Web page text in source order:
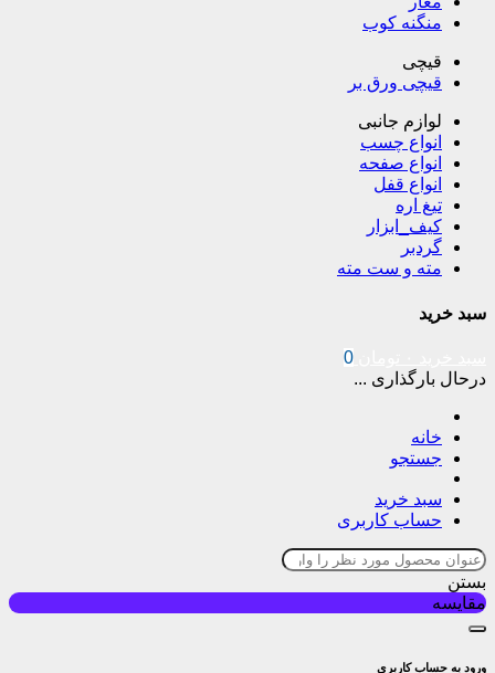
منگنه کوب
قیچی
قیچی ورق بر
لوازم جانبی
انواع چسب
انواع صفحه
انواع قفل
تیغ اره
کیف_ابزار
گردبر
مته و ست مته
سبد خرید
0
درحال بارگذاری ...
خانه
جستجو
سبد خرید
حساب کاربری
بستن
مقایسه
ورود به حساب کاربری